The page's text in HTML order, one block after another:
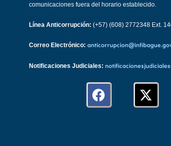
comunicaciones fuera del horario establecido.
Línea Anticorrupción: (+57) (608) 2772348 Ext.
Correo Electrónico:
Notificaciones Judiciales:
F
a
X
-